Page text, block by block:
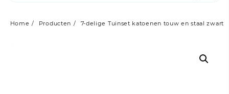
Home Producten 7-delige Tuinset katoenen touw en staal zwart